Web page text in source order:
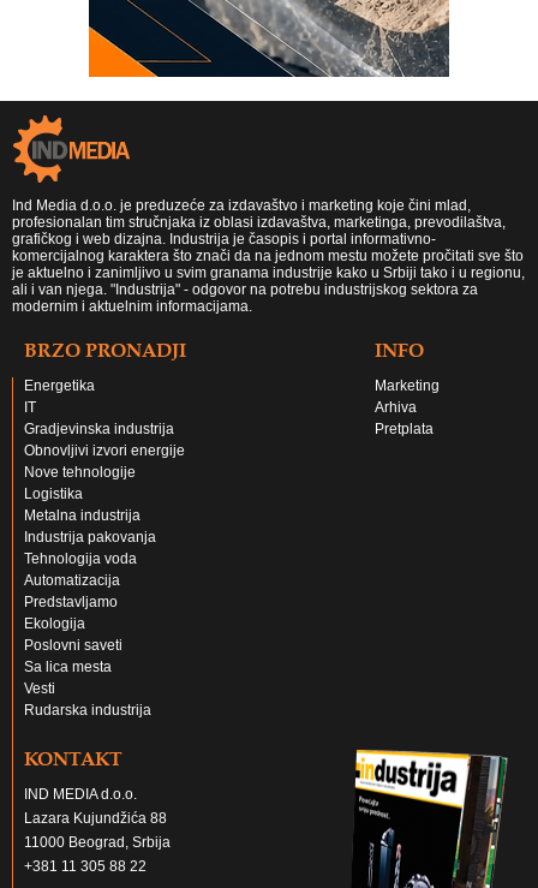
Ind Media d.o.o. je preduzeće za izdavaštvo i marketing koje čini mlad,
profesionalan tim stručnjaka iz oblasi izdavaštva, marketinga, prevodilaštva,
grafičkog i web dizajna. Industrija je časopis i portal informativno-
komercijalnog karaktera što znači da na jednom mestu možete pročitati sve što
je aktuelno i zanimljivo u svim granama industrije kako u Srbiji tako i u regionu,
ali i van njega. "Industrija" - odgovor na potrebu industrijskog sektora za
modernim i aktuelnim informacijama.
BRZO PRONADJI
Energetika
IT
Gradjevinska industrija
Obnovljivi izvori energije
Nove tehnologije
Logistika
Metalna industrija
Industrija pakovanja
Tehnologija voda
Automatizacija
Predstavljamo
Ekologija
Poslovni saveti
Sa lica mesta
Vesti
Rudarska industrija
INFO
Marketing
Arhiva
Pretplata
KONTAKT
IND MEDIA d.o.o.
Lazara Kujundžića 88
11000 Beograd, Srbija
+381 11 305 88 22